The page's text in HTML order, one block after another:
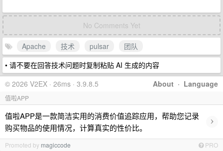
No Comments Yet
Apache 技术 pulsar
团队
• 请不要在回答技术问题时复制粘贴 AI 生成的内容
About · Language
© 2026 V2EX · 26ms · 3.9.8.5
值啦APP
值啦APP是一款简洁实用的消费价值追踪应用，帮助您记录
购买物品的使用情况，计算真实的性价比。
›
Promoted by magiccode PRO